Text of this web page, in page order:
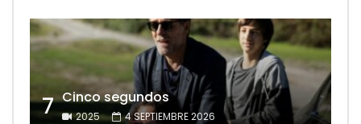
7 Cinco segundos
2025 4 SEPTIEMBRE 2026